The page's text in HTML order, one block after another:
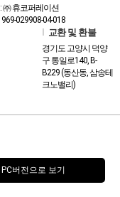
㈜ 휴코퍼레이션
029908-04-018
교환 및 환불
경기도 고양시 덕양
구 통일로140, B-
B229 (동산동, 삼송테
크노밸리)
PC버전으로 보기